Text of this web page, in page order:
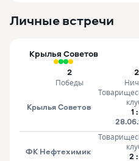
Личные встречи
Крылья Советов
2
Победы
2
Крылья Советов 1 :
ФК Нефтехимик 2 :